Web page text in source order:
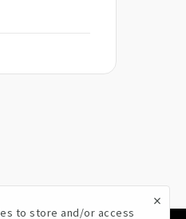
×
to store and/or access